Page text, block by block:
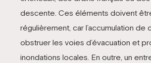
descente. Ces éléments doivent
régulièrement, car l’accumulation de
obstruer les voies d’évacuation et
inondations locales. En outre, un